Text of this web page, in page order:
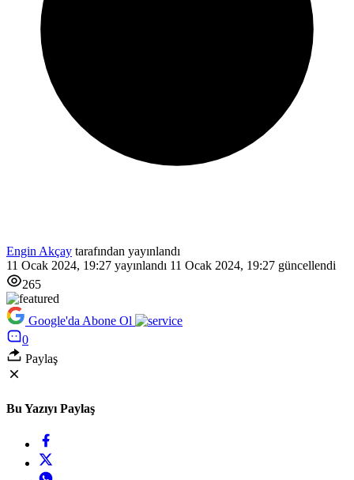
Engin Akçay tarafından yayınlandı
11 Ocak 2024, 19:27 yayınlandı 11 Ocak 2024, 19:27 güncellendi
265
Google'da Abone Ol
0
Paylaş
Bu Yazıyı Paylaş